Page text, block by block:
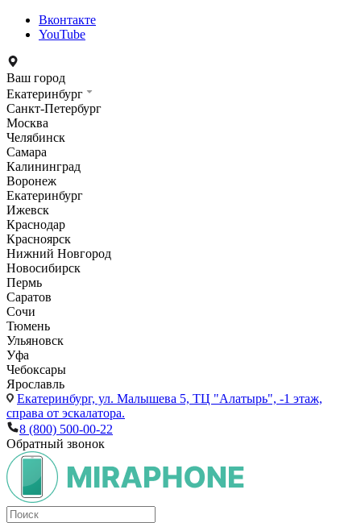
Вконтакте
YouTube
Ваш город
Екатеринбург
Санкт-Петербург
Москва
Челябинск
Самара
Калининград
Воронеж
Екатеринбург
Ижевск
Краснодар
Красноярск
Нижний Новгород
Новосибирск
Пермь
Саратов
Сочи
Тюмень
Ульяновск
Уфа
Чебоксары
Ярославль
Екатеринбург, ул. Малышева 5, ТЦ "Алатырь", -1 этаж,
справа от эскалатора.
8 (800) 500-00-22
Обратный звонок